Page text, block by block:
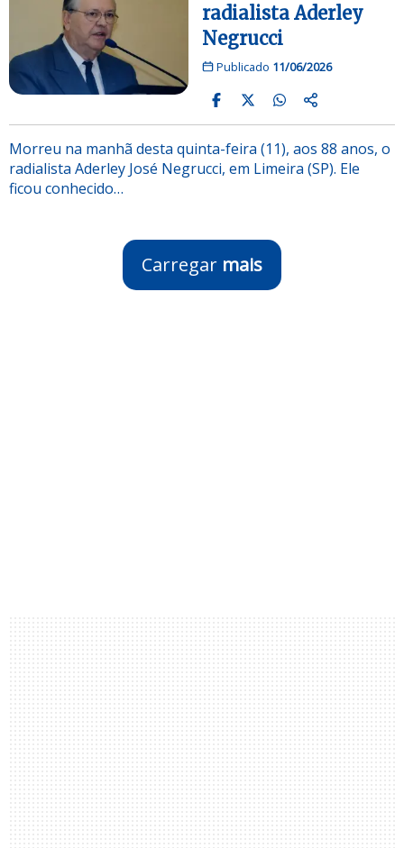
radialista Aderley
Negrucci
Publicado 11/06/2026
Morreu na manhã desta quinta-feira (11), aos 88 anos, o
radialista Aderley José Negrucci, em Limeira (SP). Ele
ficou conhecido…
Carregar mais